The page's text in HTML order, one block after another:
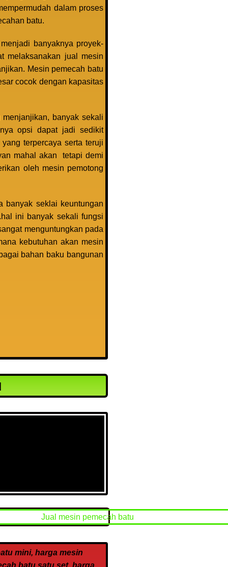
dalam proses
batu.
banyaknya proyek-
melaksanakan jual mesin
Mesin pemecah batu
cocok dengan kapasitas
banyak sekali
opsi dapat jadi sedikit
terpercaya serta teruji
mahal akan tetapi demi
oleh mesin pemotong
banyak seklai keuntungan
ini banyak sekali fungsi
menguntungkan pada
kebutuhan akan mesin
bahan baku bangunan
mini, harga mesin
batu satu set, harga